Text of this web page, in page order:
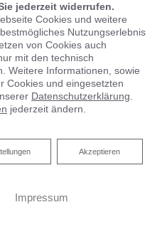
jederzeit widerrufen.
Cookies und weitere
Nutzungserlebnis
von Cookies auch
mit den technisch
Weitere Informationen, sowie
Cookies und eingesetzten
Datenschutzerklärung
jederzeit ändern.
Akzeptieren
Impressum